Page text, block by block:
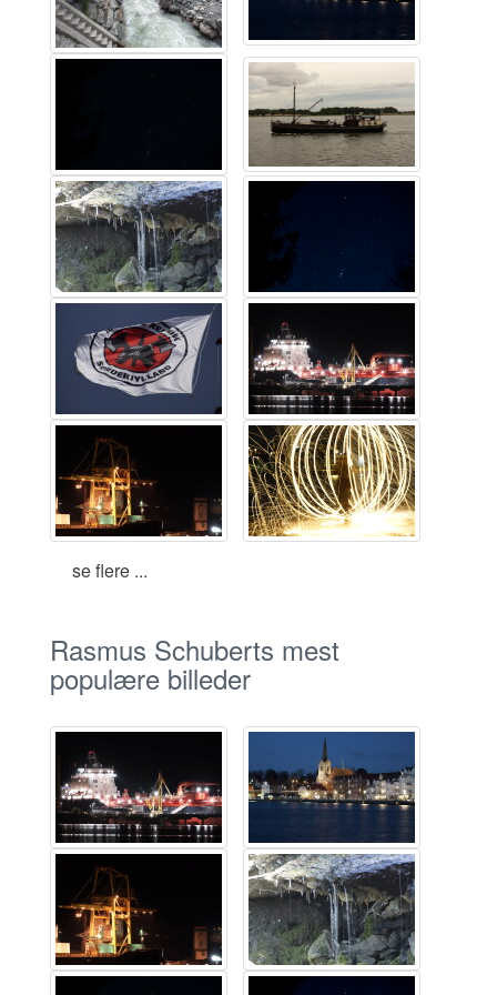
se flere ...
Rasmus Schuberts mest
populære billeder